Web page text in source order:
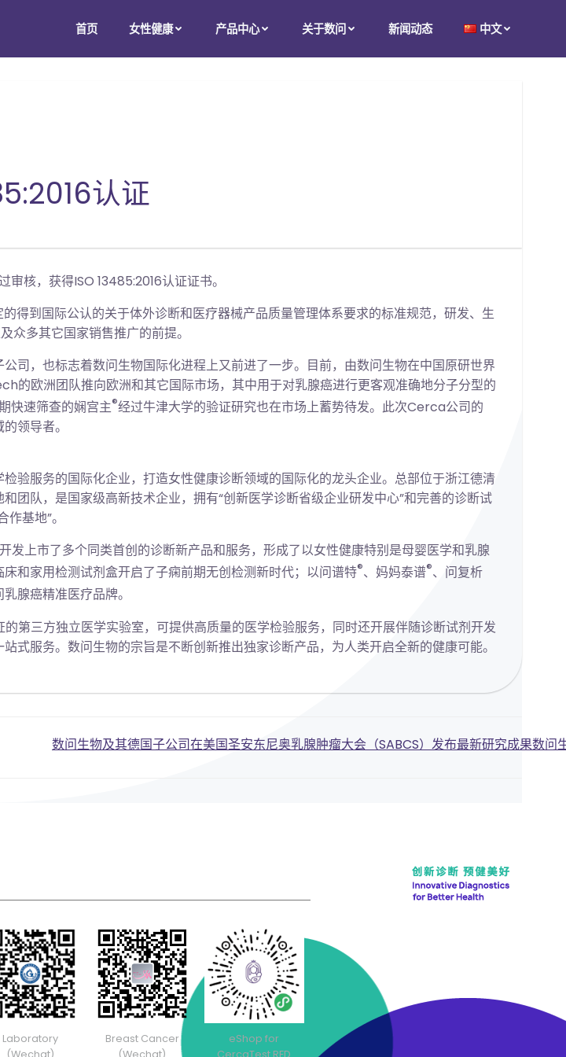
首页 女性健康 产品中心 关于数问 新闻动态 中文
认证
核，获得ISO 13485:2016认证证书。
到国际公认的关于体外诊断和医疗器械产品质量管理体系要求的标准规范，研发、生
众多其它国家销售推广的前提。
司，也标志着数问生物国际化进程上又前进了一步。目前，由数问生物在中国原研世界
欧洲团队推向欧洲和其它国际市场，其中用于对乳腺癌进行更客观准确地分子分型的
快速筛查的娴宫主®经过牛津大学的验证研究也在市场上蓄势待发。此次Cerca公司的
领导者。
验服务的国际化企业，打造女性健康诊断领域的国际化的龙头企业。总部位于浙江德清
团队，是国家级高新技术企业，拥有“创新医学诊断省级企业研发中心”和完善的诊断试
基地”。
上市了多个同类首创的诊断新产品和服务，形成了以女性健康特别是母婴医学和乳腺
和家用检测试剂盒开启了子痫前期无创检测新时代；以问谱特®、妈妈泰谱®、问复析
腺癌精准医疗品牌。
第三方独立医学实验室，可提供高质量的医学检验服务，同时还开展伴随诊断试剂开发
服务。数问生物的宗旨是不断创新推出独家诊断产品，为人类开启全新的健康可能。
Post
数问生物及其德国子公司在美国圣安东尼奥乳腺肿瘤大会（SABCS）发布最新研究成果数问
Laboratory
Breast Cancer
eShop for